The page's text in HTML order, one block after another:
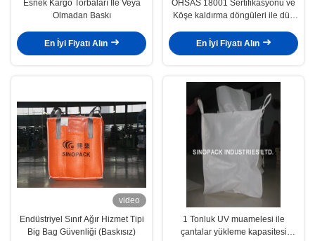
Esnek Kargo Torbaları İle Veya
Olmadan Baskı
En İyi Fiyatı Alın
OHSAS 18001 Sertifikasyonu ve
Köşe kaldırma döngüleri ile düz
En İyi Fiyatı Alın
video
Endüstriyel Sınıf Ağır Hizmet Tipi
Big Bag Güvenliği (Baskısız)
1 Tonluk UV muamelesi ile
çantalar yükleme kapasitesi